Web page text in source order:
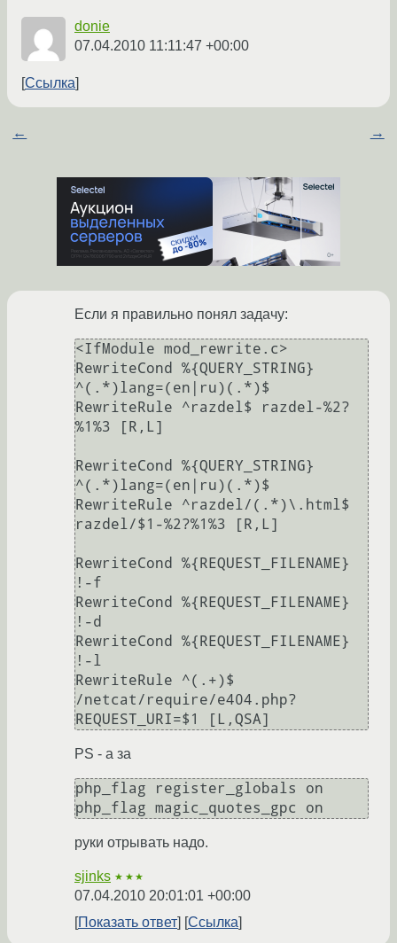
donie
07.04.2010 11:11:47 +00:00
Ссылка
← →
Если я правильно понял задачу:
<IfModule mod_rewrite.c>
RewriteCond %{QUERY_STRING}
^(.*)lang=(en|ru)(.*)$
RewriteRule ^razdel$ razdel-%2?
%1%3 [R,L]
RewriteCond %{QUERY_STRING}
^(.*)lang=(en|ru)(.*)$
RewriteRule ^razdel/(.*)\.html$
razdel/$1-%2?%1%3 [R,L]
RewriteCond %{REQUEST_FILENAME}
!-f
RewriteCond %{REQUEST_FILENAME}
!-d
RewriteCond %{REQUEST_FILENAME}
!-l
RewriteRule ^(.+)$
/netcat/require/e404.php?
PS - а за
php_flag register_globals on
руки отрывать надо.
sjinks ★★★
07.04.2010 20:01:01 +00:00
Показать ответ
Ссылка